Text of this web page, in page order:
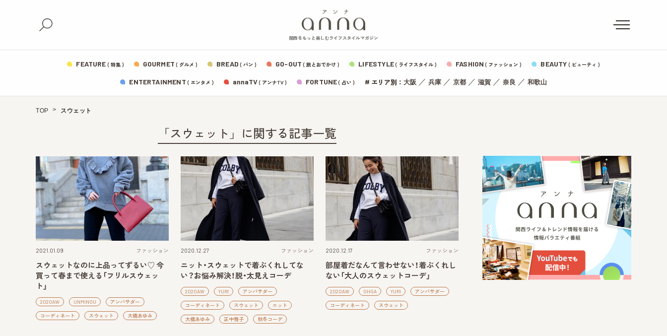
関西をもっと楽しむライフスタイルマガジン
FEATURE ( 特集 ) GOURMET ( グルメ ) BREAD ( パン ) GO-OUT ( 旅とおでかけ ) LIFESTYLE( ライフスタイル ) FASHION ( ファッション ) BEAUTY ( ビューティ )
ENTERTAINMENT ( エンタメ ) annaTV( アンナTV ) FORTUNE( 占い ) # エリア別： 大阪 ／ 兵庫／ 京都／ 滋賀／ 奈良 ／ 和歌山
TOP スウェット
「スウェット」に関する記事一覧
2021.01.09 ファッション
スウェットなのに上品ってずるい♡ 今
買って春まで使える「フリルスウェッ
ト」
2020AW UNMINOU アンバサダー
コーディネート スウェット 大橋あゆみ
2020.12.27 ファッション
ニット・スウェットで着ぶくれしてな
い？お悩み解決！脱・太見えコーデ
2020AW YURI アンバサダー
コーディネート スウェット ニット
大橋あゆみ 正中雅子 秋冬コーデ
2020.12.17 ファッション
部屋着だなんて言わせない！着ぶくれし
ない「大人のスウェットコーデ」
2020AW OHGA YURI アンバサダー
コーディネート スウェット